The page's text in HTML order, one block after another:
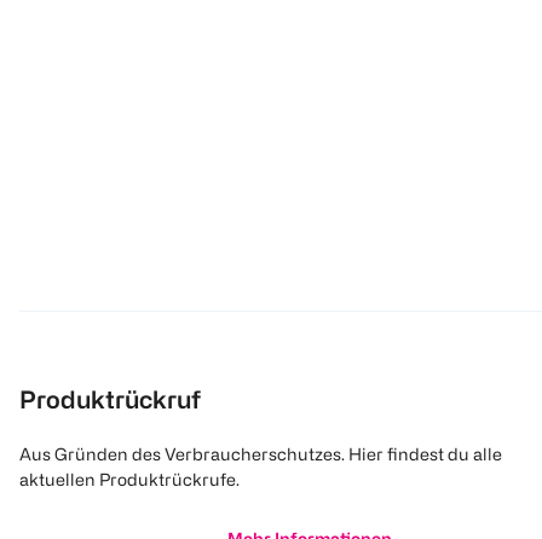
Produktrückruf
Aus Gründen des Verbraucherschutzes. Hier findest du alle
aktuellen Produktrückrufe.